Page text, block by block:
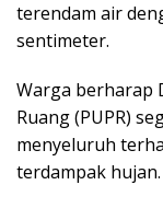
terendam air
sentimeter.
Warga berharap
Ruang (PUPR)
menyeluruh
terdampak hujan.